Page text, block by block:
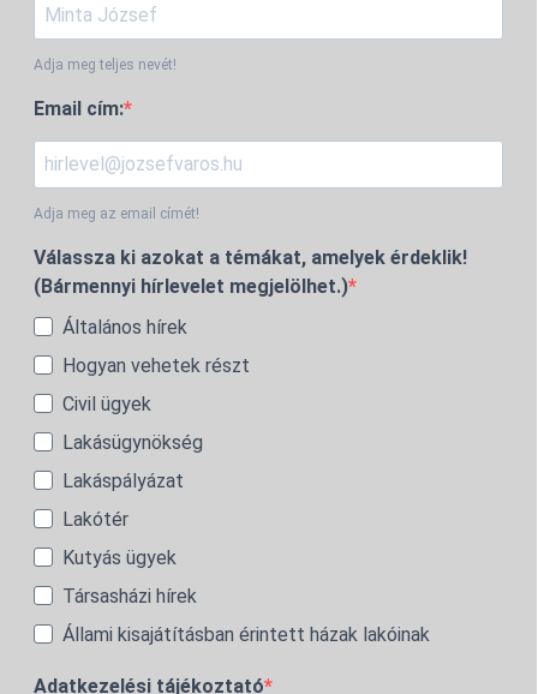
Adja meg teljes nevét!
Email cím:
Adja meg az email címét!
Válassza ki azokat a témákat, amelyek érdeklik!
(Bármennyi hírlevelet megjelölhet.)
Általános hírek
Hogyan vehetek részt
Civil ügyek
Lakásügynökség
Lakáspályázat
Lakótér
Kutyás ügyek
Társasházi hírek
Állami kisajátításban érintett házak lakóinak
Adatkezelési tájékoztató